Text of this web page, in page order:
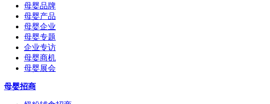
母婴品牌
母婴产品
母婴企业
母婴专题
企业专访
母婴商机
母婴展会
母婴招商